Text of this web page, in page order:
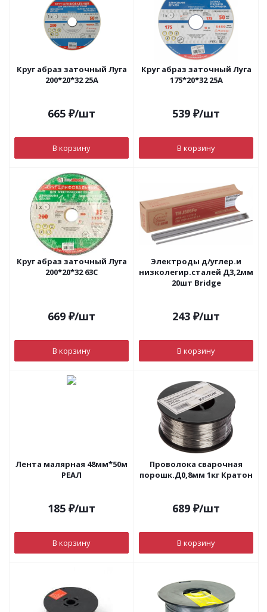
Круг абраз заточный Луга
200*20*32 25А
665 ₽/шт
В корзину
Круг абраз заточный Луга
175*20*32 25А
539 ₽/шт
В корзину
Круг абраз заточный Луга
200*20*32 63С
669 ₽/шт
В корзину
Электроды д/углер.и
низколегир.сталей Д3,2мм
20шт Bridge
243 ₽/шт
В корзину
Лента малярная 48мм*50м
РЕАЛ
185 ₽/шт
В корзину
Проволока сварочная
порошк.Д0,8мм 1кг Кратон
689 ₽/шт
В корзину